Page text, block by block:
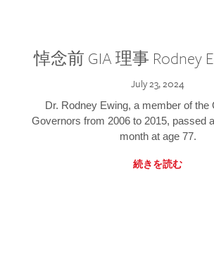
悼念前 GIA 理事 Rodney
July 23, 2024
Dr. Rodney Ewing, a member of the
Governors from 2006 to 2015, passed
month at age 77.
続きを読む